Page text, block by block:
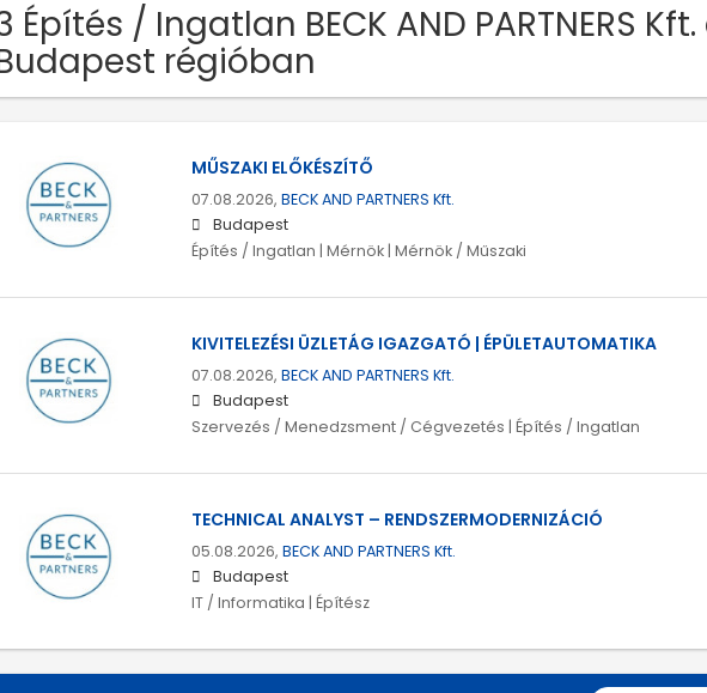
Építés / Ingatlan BECK AND PARTNERS
régióban
MŰSZAKI ELŐKÉSZÍTŐ
07.08.2026, BECK AND PARTNERS Kft.
Budapest
Építés / Ingatlan | Mérnök | Mérnök / Műszaki
KIVITELEZÉSI ÜZLETÁG IGAZGATÓ | ÉPÜLETAUTOMATIKA
07.08.2026, BECK AND PARTNERS Kft.
Budapest
Szervezés / Menedzsment / Cégvezetés | Építés / Ingatlan
TECHNICAL ANALYST – RENDSZERMODERNIZÁCIÓ
05.08.2026, BECK AND PARTNERS Kft.
Budapest
IT / Informatika | Építész